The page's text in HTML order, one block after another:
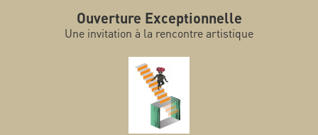
Ouverture Exceptionnelle
Une invitation à la rencontre artistique